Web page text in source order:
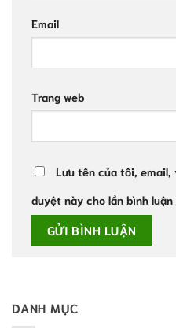
Email
Trang web
Lưu tên của tôi,
duyệt này cho lần bình
DANH MỤC